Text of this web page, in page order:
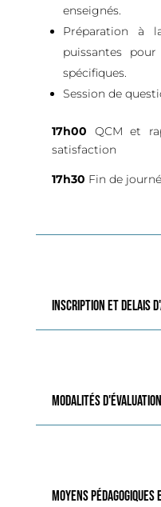
enseignés.
Préparation à
puissantes
spécifiques.
Session de
17h00 QCM et
satisfaction
17h30 Fin de
INSCRIPTION ET DELAIS
modalités d'évaluation
Moyens